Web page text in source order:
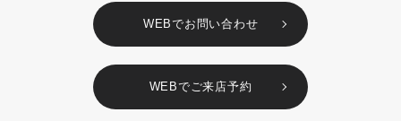
WEBでお問い合わせ
WEBでご来店予約